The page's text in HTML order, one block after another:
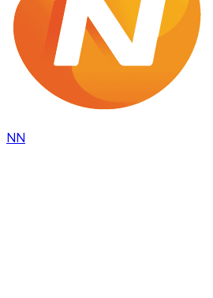
NN